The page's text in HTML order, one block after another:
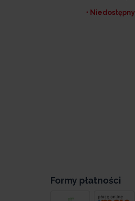
• Niedostępny
Formy płatności